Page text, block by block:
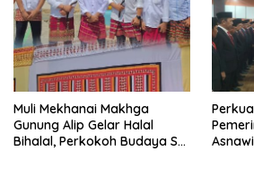
Muli Mekhanai Makhga
Gunung Alip Gelar Halal
Bihalal, Perkokoh Budaya Sai